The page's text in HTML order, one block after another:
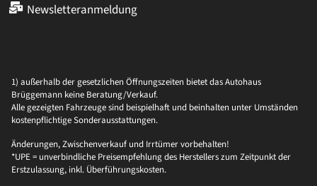
Newsletteranmeldung
1) außerhalb der gesetzlichen Öffnungszeiten bietet das Autohaus
Brüggemann keine Beratung/Verkauf.
Alle gezeigten Fahrzeuge sind beispielhaft und beinhalten unter Umständen
kostenpflichtige Sonderausstattungen.
Änderungen, Zwischenverkauf und Irrtümer vorbehalten!
*UPE = unverbindliche Preisempfehlung des Herstellers zum Zeitpunkt der
Erstzulassung, inkl. Überführungskosten.